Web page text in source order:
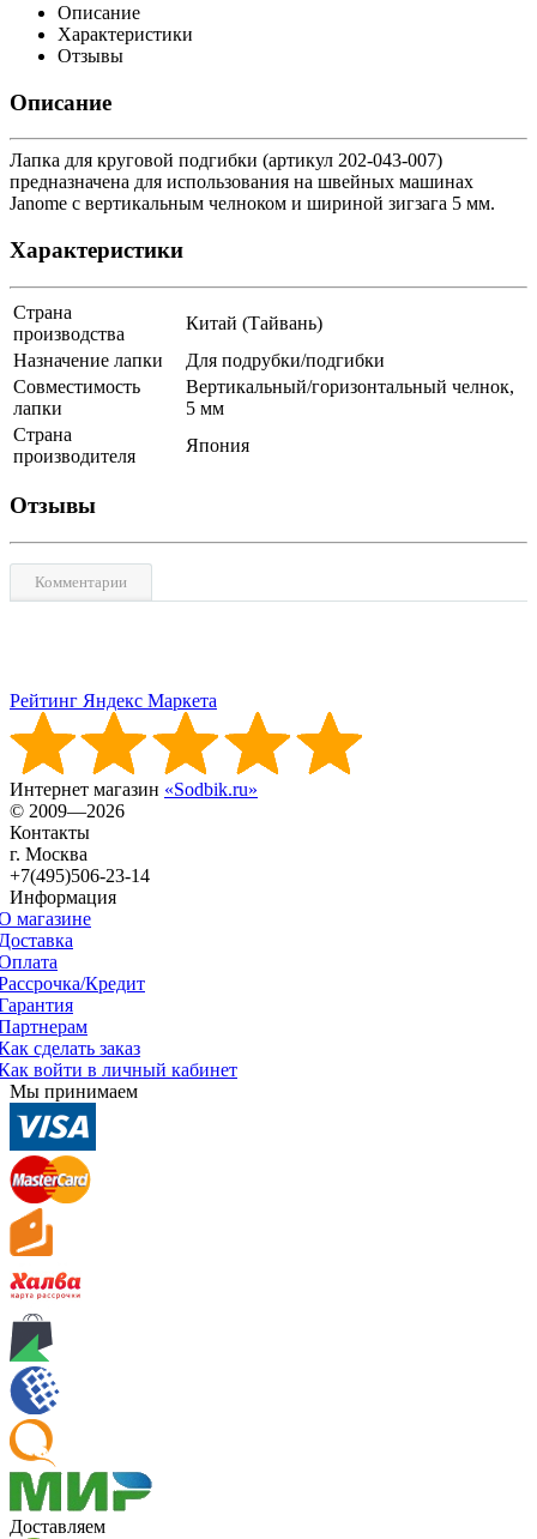
Описание
Характеристики
Отзывы
Описание
Лапка для круговой подгибки (артикул 202-043-007)
предназначена для использования на швейных машинах
Janome с вертикальным челноком и шириной зигзага 5 мм.
Характеристики
Страна
производства
Китай (Тайвань)
Назначение лапки
Для подрубки/подгибки
Совместимость
лапки
Вертикальный/горизонтальный челнок,
5 мм
Страна
производителя
Япония
Отзывы
Комментарии
Рейтинг Яндекс Маркета
Интернет магазин «Sodbik.ru»
© 2009—2026
Контакты
г. Москва
+7(495)506-23-14
Информация
магазине
Кредит
сделать заказ
войти в личный кабинет
Мы принимаем
Доставляем